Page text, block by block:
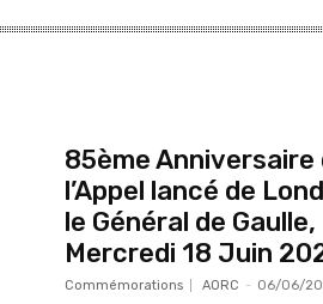
85ème Anniversaire
l’Appel lancé de
le Général de Gaulle,
Mercredi 18 Juin
Commémorations AORC - 06/06/